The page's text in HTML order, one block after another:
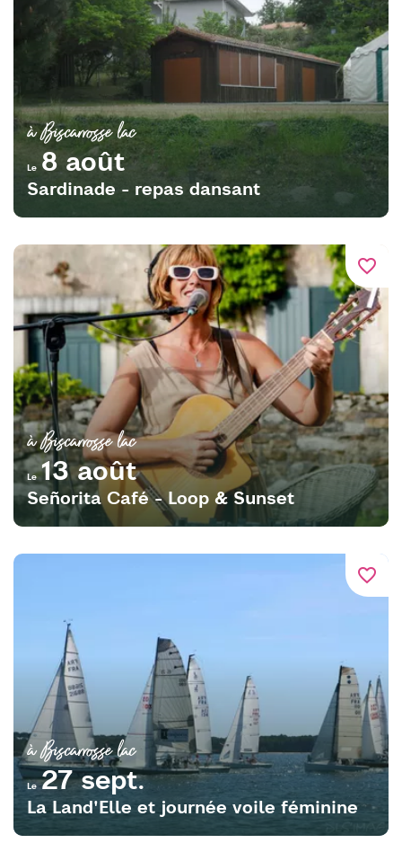
à Biscarrosse lac
Le8 août
Sardinade - repas dansant
favorite_border
à Biscarrosse lac
Le13 août
Señorita Café - Loop & Sunset
favorite_border
à Biscarrosse lac
Le27 sept.
La Land'Elle et journée voile féminine